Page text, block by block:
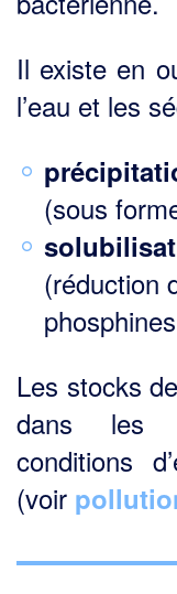
Il existe en
l’eau et les
(sous
(réduction
Les stocks
dans les
conditions
(voir